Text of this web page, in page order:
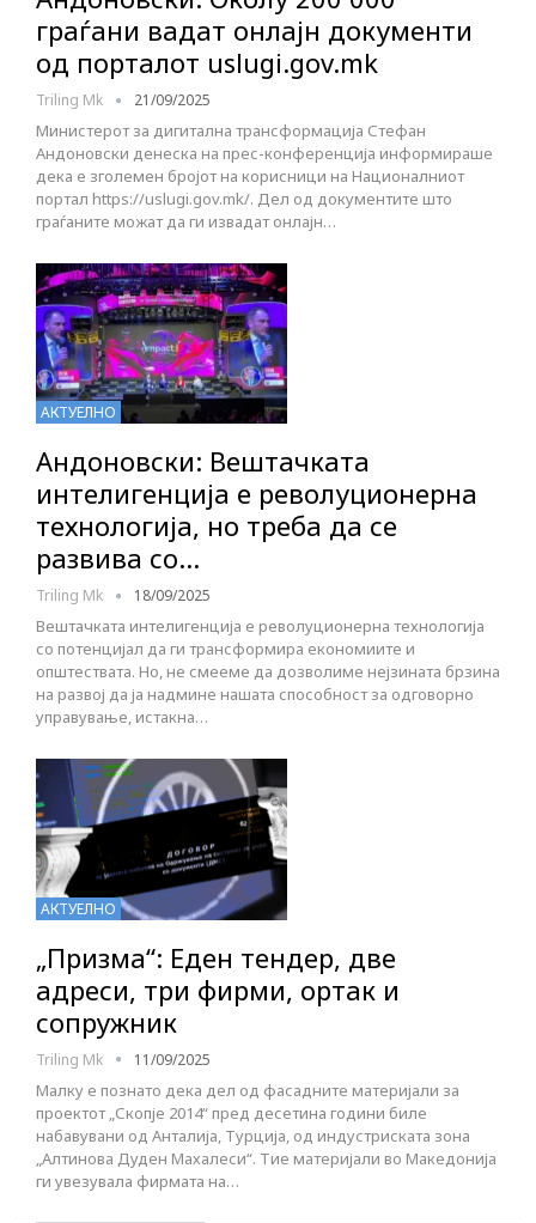
граѓани вадат онлајн документи
од порталот uslugi.gov.mk
Triling Mk 21/09/2025
Министерот за дигитална трансформација Стефан
Андоновски денеска на прес-конференција информираше
дека е зголемен бројот на корисници на Националниот
портал https://uslugi.gov.mk/. Дел од документите што
граѓаните можат да ги извадат онлајн…
АКТУЕЛНО
Андоновски: Вештачката
интелигенција е револуционерна
технологија, но треба да се
развива со…
Triling Mk 18/09/2025
Вештачката интелигенција е револуционерна технологија
со потенцијал да ги трансформира економиите и
општествата. Но, не смееме да дозволиме нејзината брзина
на развој да ја надмине нашата способност за одговорно
управување, истакна…
АКТУЕЛНО
„Призма“: Еден тендер, две
адреси, три фирми, ортак и
сопружник
Triling Mk 11/09/2025
Малку е познато дека дел од фасадните материјали за
проектот „Скопје 2014“ пред десетина години биле
набавувани од Анталија, Турција, од индустриската зона
„Алтинова Дуден Махалеси“. Тие материјали во Македонија
ги увезувала фирмата на…